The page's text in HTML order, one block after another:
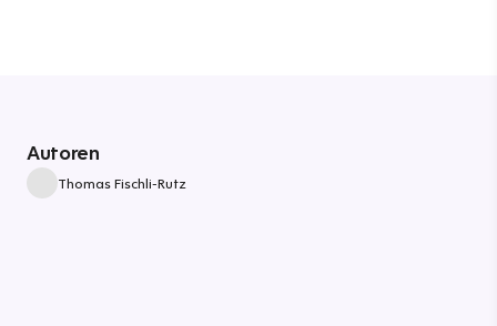
Autoren
Thomas Fischli-Rutz